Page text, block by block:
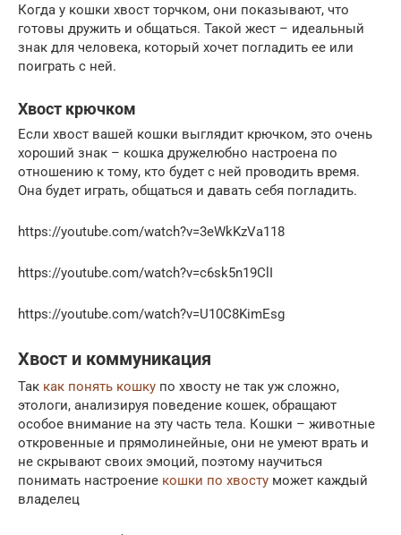
Когда у кошки хвост торчком, они показывают, что
готовы дружить и общаться. Такой жест – идеальный
знак для человека, который хочет погладить ее или
поиграть с ней.
Хвост крючком
Если хвост вашей кошки выглядит крючком, это очень
хороший знак – кошка дружелюбно настроена по
отношению к тому, кто будет с ней проводить время.
Она будет играть, общаться и давать себя погладить.
https://youtube.com/watch?v=3eWkKzVa118
https://youtube.com/watch?v=c6sk5n19ClI
https://youtube.com/watch?v=U10C8KimEsg
Хвост и коммуникация
Так как понять кошку по хвосту не так уж сложно,
этологи, анализируя поведение кошек, обращают
особое внимание на эту часть тела. Кошки – животные
откровенные и прямолинейные, они не умеют врать и
не скрывают своих эмоций, поэтому научиться
понимать настроение кошки по хвосту может каждый
владелец